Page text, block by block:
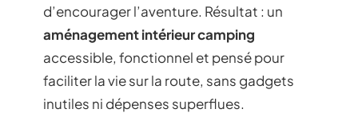
d’encourager l’aventure. Résultat : un
aménagement intérieur camping
accessible, fonctionnel et pensé pour
faciliter la vie sur la route, sans gadgets
inutiles ni dépenses superflues.